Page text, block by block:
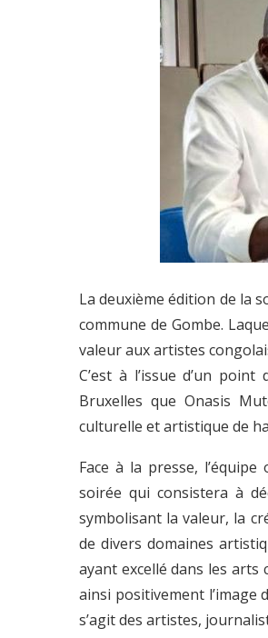
La deuxième édition de la
commune de Gombe.
valeur aux artistes
C’est à l’issue d’un
Bruxelles que Onasis
culturelle et artistique de
Face à la presse,
soirée qui consistera à
symbolisant la valeur, la
de divers domaines
ayant excellé dans les
ainsi positivement l’image
s’agit des artistes,